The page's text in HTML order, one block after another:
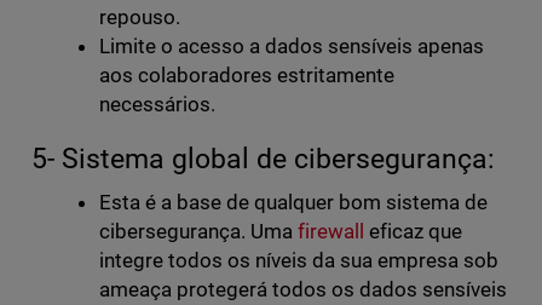
repouso.
Limite o acesso a dados sensíveis apenas
aos colaboradores estritamente
necessários.
5- Sistema global de cibersegurança:
Esta é a base de qualquer bom sistema de
cibersegurança. Uma firewall eficaz que
integre todos os níveis da sua empresa sob
ameaça protegerá todos os dados sensíveis